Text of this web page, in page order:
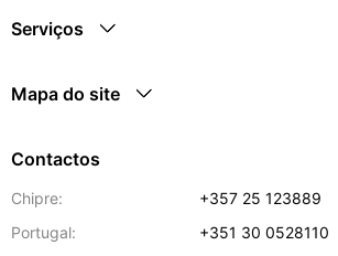
Serviços
Mapa do site
Contactos
Chipre:
+357 25 123889
Portugal:
+351 30 0528110